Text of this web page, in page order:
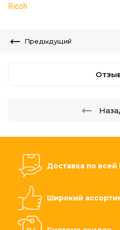
Ricoh
Предыдущий
Доставка по всей
Широкий